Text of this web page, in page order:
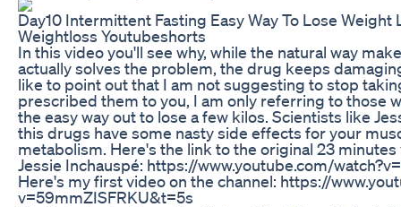
Day10 Intermittent Fasting Easy Way To Lose Weight
Weightloss Youtubeshorts
In this video you'll see why, while the natural way
actually solves the problem, the drug keeps
like to point out that I am not suggesting to stop
prescribed them to you, I am only referring to those
the easy way out to lose a few kilos. Scientists like
this drugs have some nasty side effects for your
metabolism. Here's the link to the original 23
Jessie Inchauspé: https://www.youtube.com/
Here's my first video on the channel: https://
v=59mmZISFRKU&t=5s